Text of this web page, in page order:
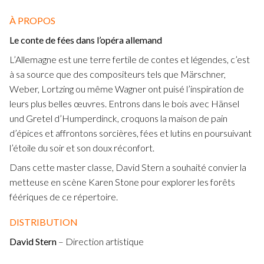
À PROPOS
Le conte de fées dans l’opéra allemand
L’Allemagne est une terre fertile de contes et légendes, c’est
à sa source que des compositeurs tels que Märschner,
Weber, Lortzing ou même Wagner ont puisé l’inspiration de
leurs plus belles œuvres. Entrons dans le bois avec Hänsel
und Gretel d’Humperdinck, croquons la maison de pain
d’épices et affrontons sorcières, fées et lutins en poursuivant
l’étoile du soir et son doux réconfort.
Dans cette master classe, David Stern a souhaité convier la
metteuse en scène Karen Stone pour explorer les forêts
féériques de ce répertoire.
DISTRIBUTION
David Stern – Direction artistique